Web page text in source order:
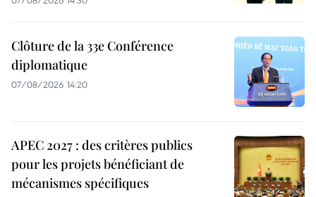
Clôture de la 33e Conférence
diplomatique
07/08/2026 14:20
APEC 2027 : des critères publics
pour les projets bénéficiant de
mécanismes spécifiques